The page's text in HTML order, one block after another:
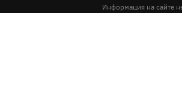
Информация на сайте